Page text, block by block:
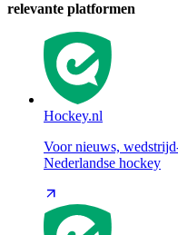
relevante platformen
Hockey.nl
Voor nieuws,
Nederlandse hockey